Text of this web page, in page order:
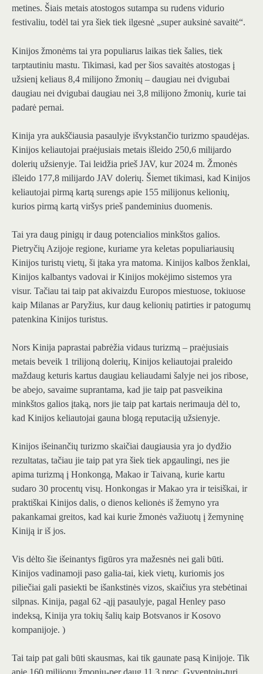
metines. Šiais metais atostogos sutampa su rudens vidurio
festivaliu, todėl tai yra šiek tiek ilgesnė „super auksinė savaitė“.
Kinijos žmonėms tai yra populiarus laikas tiek šalies, tiek
tarptautiniu mastu. Tikimasi, kad per šios savaitės atostogas į
užsienį keliaus 8,4 milijono žmonių – daugiau nei dvigubai
daugiau nei dvigubai daugiau nei 3,8 milijono žmonių, kurie tai
padarė pernai.
Kinija yra aukščiausia pasaulyje išvykstančio turizmo spaudėjas.
Kinijos keliautojai praėjusiais metais išleido 250,6 milijardo
dolerių užsienyje. Tai leidžia prieš JAV, kur 2024 m. Žmonės
išleido 177,8 milijardo JAV dolerių. Šiemet tikimasi, kad Kinijos
keliautojai pirmą kartą surengs apie 155 milijonus kelionių,
kurios pirmą kartą viršys prieš pandeminius duomenis.
Tai yra daug pinigų ir daug potencialios minkštos galios.
Pietryčių Azijoje regione, kuriame yra keletas populiariausių
Kinijos turistų vietų, ši įtaka yra matoma. Kinijos kalbos ženklai,
Kinijos kalbantys vadovai ir Kinijos mokėjimo sistemos yra
visur. Tačiau tai taip pat akivaizdu Europos miestuose, tokiuose
kaip Milanas ar Paryžius, kur daug kelionių patirties ir patogumų
patenkina Kinijos turistus.
Nors Kinija paprastai pabrėžia vidaus turizmą – praėjusiais
metais beveik 1 trilijoną dolerių, Kinijos keliautojai praleido
maždaug keturis kartus daugiau keliaudami šalyje nei jos ribose,
be abejo, savaime suprantama, kad jie taip pat pasveikina
minkštos galios įtaką, nors jie taip pat kartais nerimauja dėl to,
kad Kinijos keliautojai gauna blogą reputaciją užsienyje.
Kinijos išeinančių turizmo skaičiai daugiausia yra jo dydžio
rezultatas, tačiau jie taip pat yra šiek tiek apgaulingi, nes jie
apima turizmą į Honkongą, Makao ir Taivaną, kurie kartu
sudaro 30 procentų visų. Honkongas ir Makao yra ir teisiškai, ir
praktiškai Kinijos dalis, o dienos kelionės iš žemyno yra
pakankamai greitos, kad kai kurie žmonės važiuotų į žemyninę
Kiniją ir iš jos.
Vis dėlto šie išeinantys figūros yra mažesnės nei gali būti.
Kinijos vadinamoji paso galia-tai, kiek vietų, kuriomis jos
piliečiai gali pasiekti be išankstinės vizos, skaičius yra stebėtinai
silpnas. Kinija, pagal 62 -ąjį pasaulyje, pagal Henley paso
indeksą, Kinija yra tokių šalių kaip Botsvanos ir Kosovo
kompanijoje. )
Tai taip pat gali būti skausmas, kai tik gaunate pasą Kinijoje. Tik